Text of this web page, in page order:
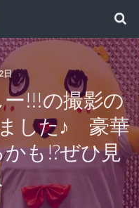
日
!!!の撮影の
した♪ 豪華
も!?ぜひ見